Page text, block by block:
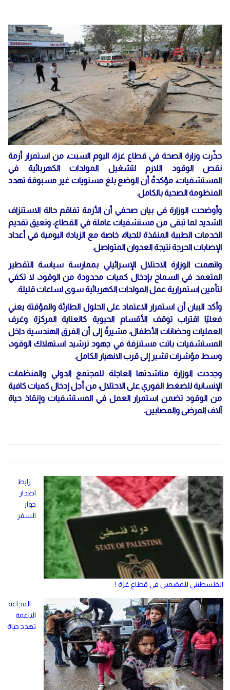
حذّرت وزارة الصحة في قطاع غزة، اليوم السبت، من استمرار أزمة
نقص الوقود اللازم لتشغيل المولدات الكهربائية في
المستشفيات، مؤكدةً أن الوضع بلغ مستويات غير مسبوقة تهدد
المنظومة الصحية بالكامل.
وأوضحت الوزارة في بيان صحفي أن الأزمة تفاقم حالة الاستنزاف
الشديد لما تبقى من مستشفيات عاملة في القطاع، وتعيق تقديم
الخدمات الطبية المنقذة للحياة، خاصة مع الزيادة اليومية في أعداد
الإصابات الحرجة نتيجة العدوان المتواصل.
واتهمت الوزارة الاحتلال الإسرائيلي بممارسة سياسة التقطير
المتعمد في السماح بإدخال كميات محدودة من الوقود، لا تكفي
لتأمين استمرارية عمل المولدات الكهربائية سوى لساعات قليلة.
وأكد البيان أن استمرار الاعتماد على الحلول الطارئة والمؤقتة يعني
فعليًا اقتراب توقف الأقسام الحيوية كالعناية المركزة وغرف
العمليات وحضانات الأطفال، مشيرةً إلى أن الفرق الهندسية داخل
المستشفيات باتت مستنزفة في جهود ترشيد استهلاك الوقود،
وسط مؤشرات تشير إلى قرب الانهيار الكامل.
وجددت الوزارة مناشدتها العاجلة للمجتمع الدولي والمنظمات
الإنسانية للضغط الفوري على الاحتلال، من أجل إدخال كميات كافية
من الوقود تضمن استمرار العمل في المستشفيات وإنقاذ حياة
آلاف المرضى والمصابين.
رابط
اصدار
جواز
السفر
الفلسطيني للمقيمين في قطاع غزة !
المجاعة
الناعمة
تهدد حياة